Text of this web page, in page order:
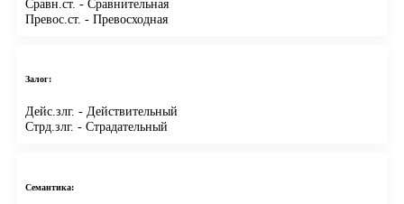
Сравн.ст. - Сравнительная
Превос.ст. - Превосходная
Залог:
Дейс.злг. - Действительный
Стрд.злг. - Страдательный
Семантика: